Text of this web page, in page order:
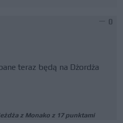
0
teraz będą na Dżordża
z Monako z 17 punktami